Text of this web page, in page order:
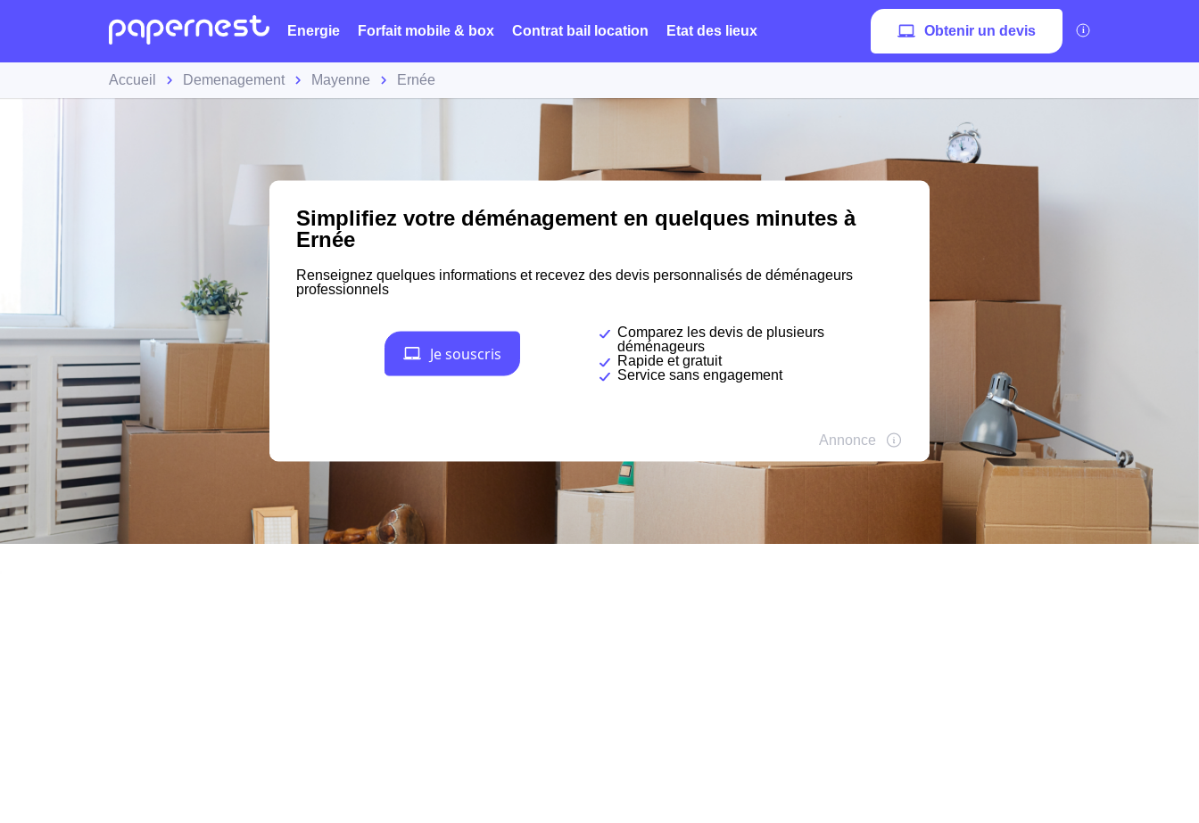
Energie Forfait mobile & box Contrat bail location Etat des lieux Obtenir un devis
Accueil Demenagement Mayenne Ernée